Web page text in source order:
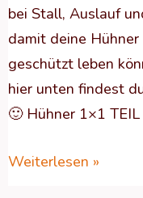
bei Stall, Auslauf
damit deine
geschützt leben
hier unten findest
🙂 Hühner 1×1
Weiterlesen »